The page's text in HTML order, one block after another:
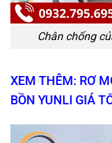
Chân chống
XEM THÊM: RƠ
BỒN YUNLI GIÁ